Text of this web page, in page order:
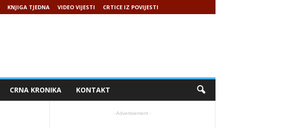
KNJIGA TJEDNA VIDEO VIJESTI CRTICE IZ POVIJESTI
CRNA KRONIKA KONTAKT
- Advertisement -